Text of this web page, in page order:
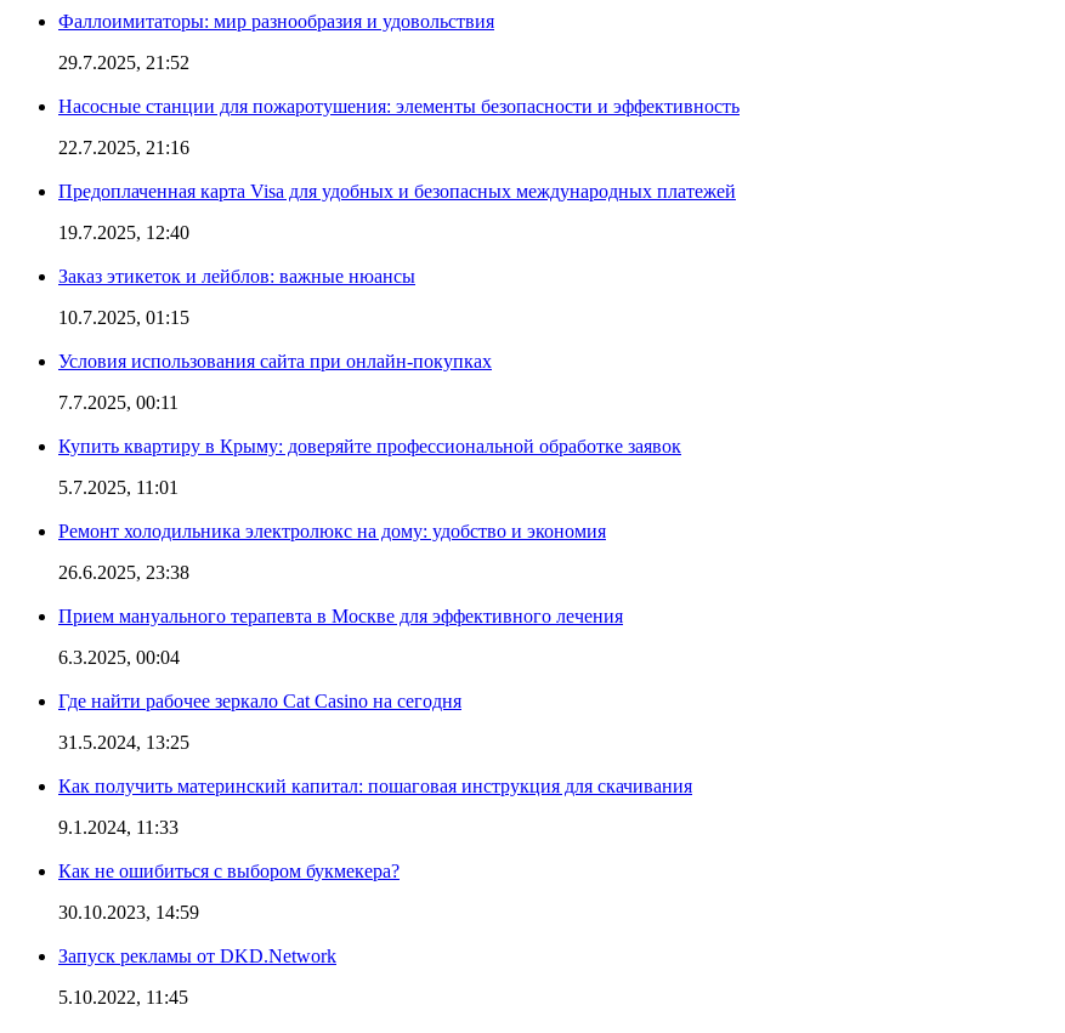
Фаллоимитаторы: мир разнообразия и удовольствия
29.7.2025, 21:52
Насосные станции для пожаротушения: элементы безопасности и эффективность
22.7.2025, 21:16
Предоплаченная карта Visa для удобных и безопасных международных платежей
19.7.2025, 12:40
Заказ этикеток и лейблов: важные нюансы
10.7.2025, 01:15
Условия использования сайта при онлайн-покупках
7.7.2025, 00:11
Купить квартиру в Крыму: доверяйте профессиональной обработке заявок
5.7.2025, 11:01
Ремонт холодильника электролюкс на дому: удобство и экономия
26.6.2025, 23:38
Прием мануального терапевта в Москве для эффективного лечения
6.3.2025, 00:04
Где найти рабочее зеркало Cat Casino на сегодня
31.5.2024, 13:25
Как получить материнский капитал: пошаговая инструкция для скачивания
9.1.2024, 11:33
Как не ошибиться с выбором букмекера?
30.10.2023, 14:59
Запуск рекламы от DKD.Network
5.10.2022, 11:45